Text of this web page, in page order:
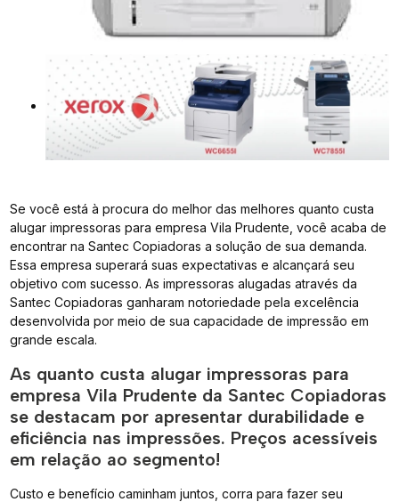
Se você está à procura do melhor das melhores quanto custa
alugar impressoras para empresa Vila Prudente, você acaba de
encontrar na Santec Copiadoras a solução de sua demanda.
Essa empresa superará suas expectativas e alcançará seu
objetivo com sucesso. As impressoras alugadas através da
Santec Copiadoras ganharam notoriedade pela excelência
desenvolvida por meio de sua capacidade de impressão em
grande escala.
As quanto custa alugar impressoras para
empresa Vila Prudente da Santec Copiadoras
se destacam por apresentar durabilidade e
eficiência nas impressões. Preços acessíveis
em relação ao segmento!
Custo e benefício caminham juntos, corra para fazer seu